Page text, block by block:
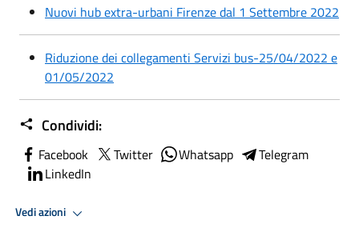
Nuovi hub extra-urbani Firenze dal 1 Settembre 2022
Riduzione dei collegamenti Servizi bus-25/04/2022 e
01/05/2022
Condividi:
Facebook Twitter Whatsapp
Telegram
LinkedIn
Vedi azioni